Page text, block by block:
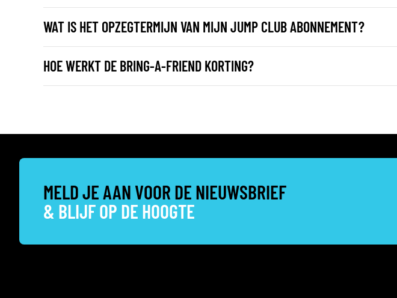
WAT IS HET OPZEGTERMIJN VAN MIJN JUMP CLUB ABONNEMENT?
HOE WERKT DE BRING-A-FRIEND KORTING?
MELD JE AAN VOOR DE NIEUWSBRIEF
& BLIJF OP DE HOOGTE